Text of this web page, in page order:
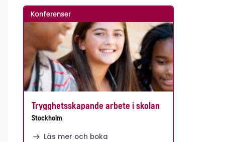
Konferenser
Trygghetsskapande arbete i skolan
Stockholm
Läs mer och boka